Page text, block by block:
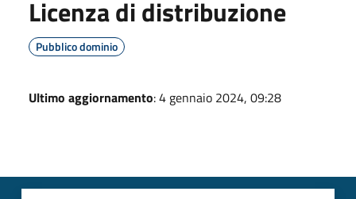
Licenza di distribuzione
Pubblico dominio
Ultimo aggiornamento: 4 gennaio 2024, 09:28